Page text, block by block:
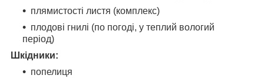
плямистості листя (комплекс)
плодові гнилі (по погоді, у теплий вологий
період)
Шкідники:
попелиця